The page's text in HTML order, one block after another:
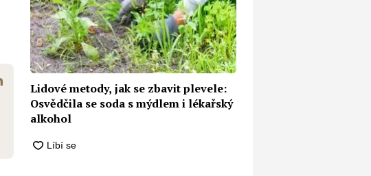
Lidové metody, jak se zbavit plevele:
Osvědčila se soda s mýdlem i lékařský
alkohol